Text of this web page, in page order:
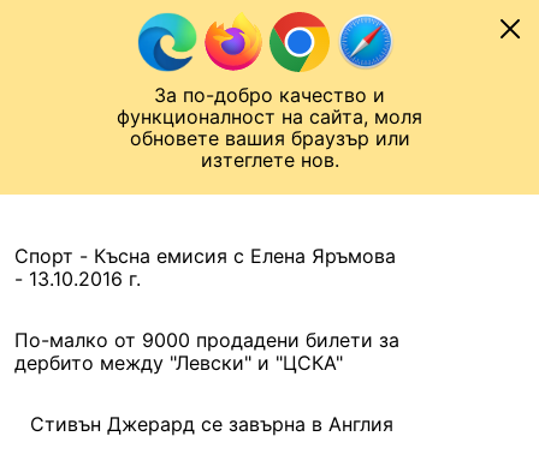
За по-добро качество и
функционалност на сайта, моля
обновете вашия браузър или
изтеглете нов.
Към съдържанието
Лига на Конференциите
Спорт - Късна емисия с Елена Яръмова
- 13.10.2016 г.
По-малко от 9000 продадени билети за
дербито между "Левски" и "ЦСКА"
Стивън Джерард се завърна в Англия